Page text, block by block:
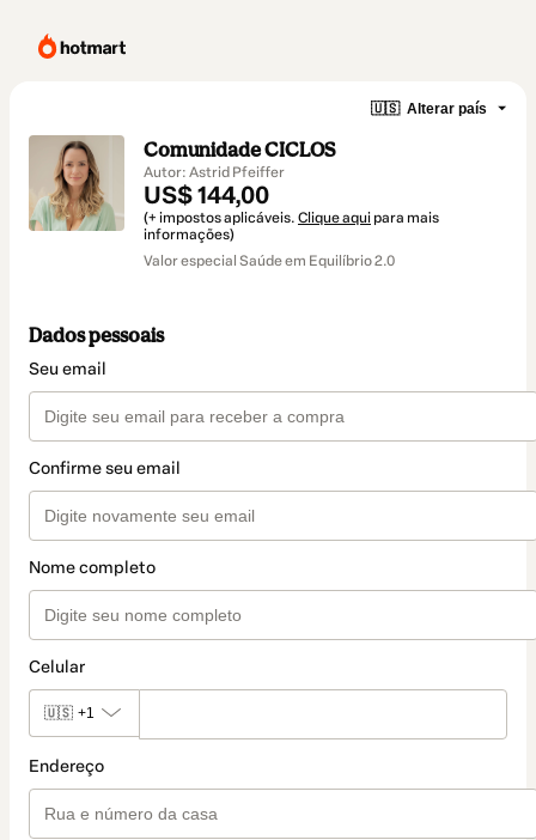
🇺🇸 Alterar país
Comunidade CICLOS
Autor: Astrid Pfeiffer
US$ 144,00
(+ impostos aplicáveis. Clique aqui para mais
informações)
Valor especial Saúde em Equilíbrio 2.0
Dados pessoais
Seu email
Confirme seu email
Nome completo
Celular
🇺🇸 +1
Endereço